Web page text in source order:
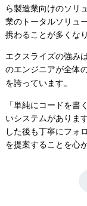
ら製造業向けのソリ
業のトータルソリュ
携わることが多くな
エクスライズの強み
のエンジニアが全体
を誇っています。
「単純にコードを書
いシステムがありま
した後も丁寧にフォ
を提案することを心